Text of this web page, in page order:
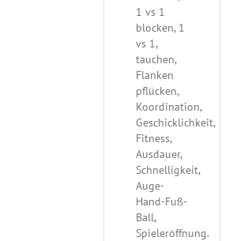
1 vs 1
blocken, 1
vs 1,
tauchen,
Flanken
pflücken,
Koordination,
Geschicklichkeit,
Fitness,
Ausdauer,
Schnelligkeit,
Auge-
Hand-Fuß-
Ball,
Spieleröffnung.